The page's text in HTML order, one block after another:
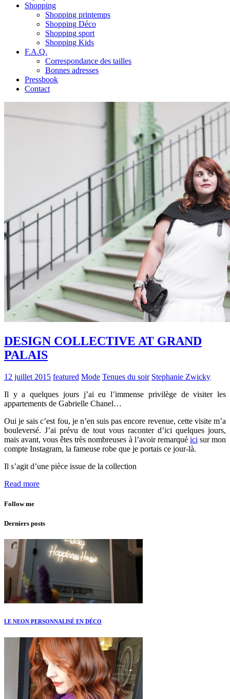
Shopping
Shopping printemps
Shopping Déco
Shopping sport
Shopping Kids
F.A.Q.
Correspondance des tailles
Bonnes adresses
Pressbook
Contact
DESIGN COLLECTIVE AT GRAND
PALAIS
12 juillet 2015 featured Mode Tenues du soir Stephanie Zwicky
Il y a quelques jours j’ai eu l’immense privilège de visiter les
appartements de Gabrielle Chanel…
Oui je sais c’est fou, je n’en suis pas encore revenue, cette visite m’a
bouleversé. J’ai prévu de tout vous raconter d’ici quelques jours,
mais avant, vous êtes très nombreuses à l’avoir remarqué ici sur mon
compte Instagram, la fameuse robe que je portais ce jour-là.
Il s’agit d’une pièce issue de la collection
Read more
Follow me
Derniers posts
LE NEON PERSONNALISÉ EN DÉCO